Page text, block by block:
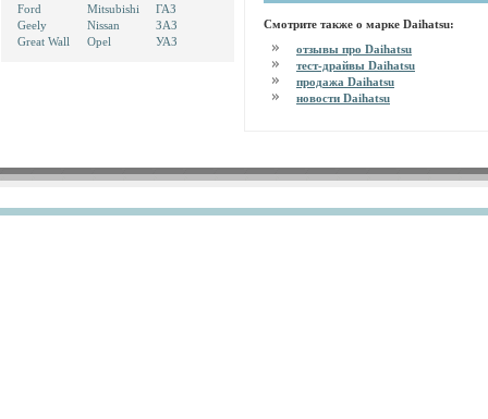
Ford
Geely
Great Wall
Mitsubishi
Nissan
Opel
ГАЗ
ЗАЗ
УАЗ
Смотрите также о марке Daihatsu:
отзывы про Daihatsu
тест-драйвы Daihatsu
продажа Daihatsu
новости Daihatsu